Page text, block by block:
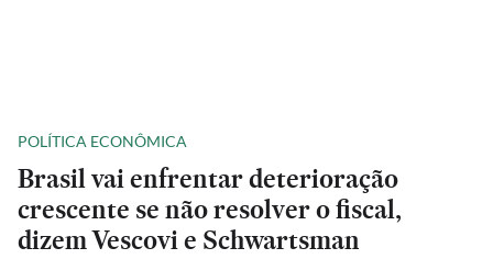
POLÍTICA ECONÔMICA
Brasil vai enfrentar deterioração
crescente se não resolver o fiscal,
dizem Vescovi e Schwartsman